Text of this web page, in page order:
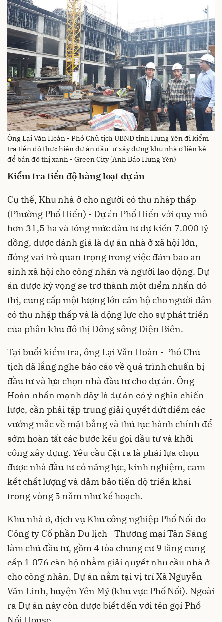
Ông Lại Văn Hoàn - Phó Chủ tịch UBND tỉnh Hưng Yên đi kiểm
tra tiến độ thực hiện dự án đầu tư xây dựng khu nhà ở liền kề
để bán đô thị xanh - Green City (Ảnh Báo Hưng Yên)
Kiểm tra tiến độ hàng loạt dự án
Cụ thể, Khu nhà ở cho người có thu nhập thấp
(Phường Phố Hiến) - Dự án Phố Hiến với quy mô
hơn 31,5 ha và tổng mức đầu tư dự kiến 7.000 tỷ
đồng, được đánh giá là dự án nhà ở xã hội lớn,
đóng vai trò quan trọng trong việc đảm bảo an
sinh xã hội cho công nhân và người lao động. Dự
án được kỳ vọng sẽ trở thành một điểm nhấn đô
thị, cung cấp một lượng lớn căn hộ cho người dân
có thu nhập thấp và là động lực cho sự phát triển
của phân khu đô thị Đông sông Điện Biên.
Tại buổi kiểm tra, ông Lại Văn Hoàn - Phó Chủ
tịch đã lắng nghe báo cáo về quá trình chuẩn bị
đầu tư và lựa chọn nhà đầu tư cho dự án. Ông
Hoàn nhấn mạnh đây là dự án có ý nghĩa chiến
lược, cần phải tập trung giải quyết dứt điểm các
vướng mắc về mặt bằng và thủ tục hành chính để
sớm hoàn tất các bước kêu gọi đầu tư và khởi
công xây dựng. Yêu cầu đặt ra là phải lựa chọn
được nhà đầu tư có năng lực, kinh nghiệm, cam
kết chất lượng và đảm bảo tiến độ triển khai
trong vòng 5 năm như kế hoạch.
Khu nhà ở, dịch vụ Khu công nghiệp Phố Nối do
Công ty Cổ phần Du lịch - Thương mại Tân Sáng
làm chủ đầu tư, gồm 4 tòa chung cư 9 tầng cung
cấp 1.076 căn hộ nhằm giải quyết nhu cầu nhà ở
cho công nhân. Dự án nằm tại vị trí Xã Nguyễn
Văn Linh, huyện Yên Mỹ (khu vực Phố Nối). Ngoài
ra Dự án này còn được biết đến với tên gọi Phố
Nối House.